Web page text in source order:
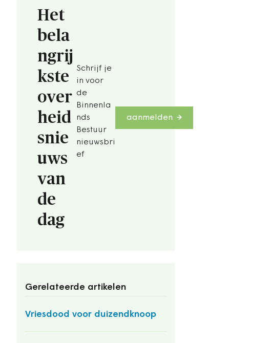
Het
bela
ngrij
kste
over
heid
snie
uws
van
de
dag
Schrijf je
in voor
de
Binnenla
nds
Bestuur
nieuwsbri
ef
aanmelden
Gerelateerde artikelen
Vriesdood voor duizendknoop